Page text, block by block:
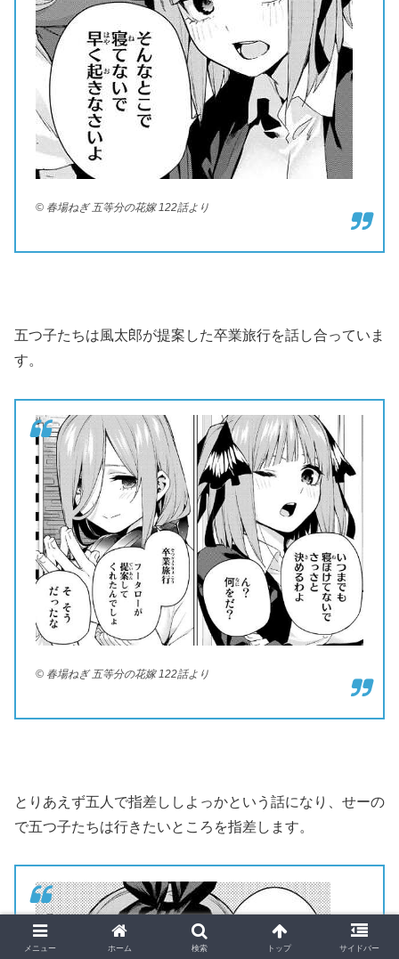
© 春場ねぎ 五等分の花嫁 122話より
五つ子たちは風太郎が提案した卒業旅行を話し合っていま
す。
© 春場ねぎ 五等分の花嫁 122話より
とりあえず五人で指差ししよっかという話になり、せーの
で五つ子たちは行きたいところを指差します。
メニュー ホーム 検索 トップ サイドバー